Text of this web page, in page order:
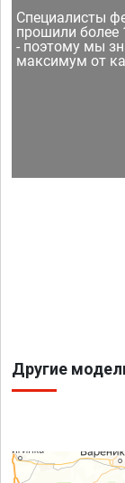
Специалисты
прошили более
- поэтому мы
максимум от
Другие